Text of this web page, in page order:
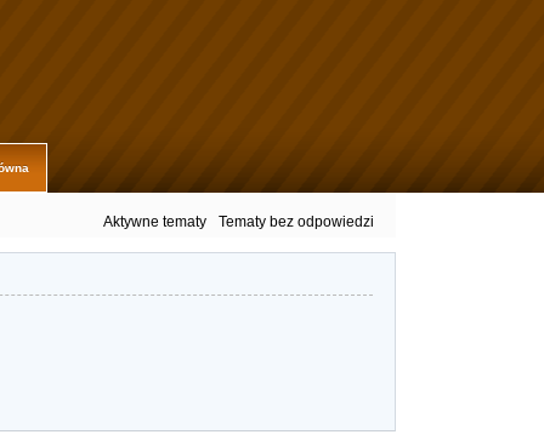
Aktywne tematy Tematy bez odpowiedzi